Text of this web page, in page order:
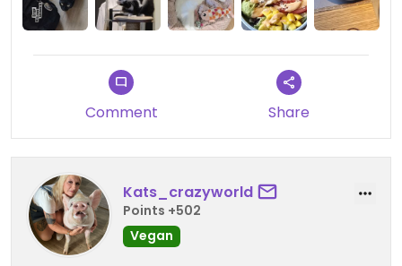
Comment Share
Kats_crazyworld
Points +502
Vegan